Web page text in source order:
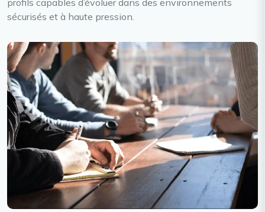
profils capables d’évoluer dans des environnements
sécurisés et à haute pression.